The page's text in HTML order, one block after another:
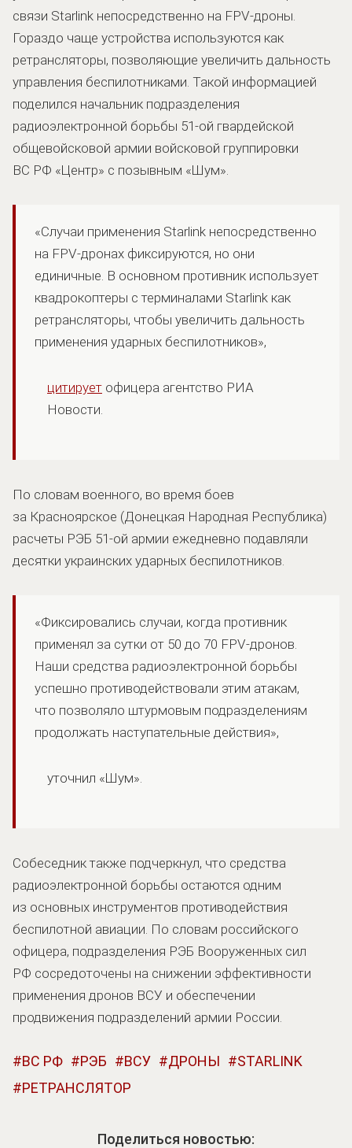
связи Starlink непосредственно на FPV-дроны.
Гораздо чаще устройства используются как
ретрансляторы, позволяющие увеличить дальность
управления беспилотниками. Такой информацией
поделился начальник подразделения
радиоэлектронной борьбы 51-ой гвардейской
общевойсковой армии войсковой группировки
ВС РФ «Центр» с позывным «Шум».
«Случаи применения Starlink непосредственно
на FPV-дронах фиксируются, но они
единичные. В основном противник использует
квадрокоптеры с терминалами Starlink как
ретрансляторы, чтобы увеличить дальность
применения ударных беспилотников»,
цитирует офицера агентство РИА
Новости.
По словам военного, во время боев
за Красноярское (Донецкая Народная Республика)
расчеты РЭБ 51-ой армии ежедневно подавляли
десятки украинских ударных беспилотников.
«Фиксировались случаи, когда противник
применял за сутки от 50 до 70 FPV-дронов.
Наши средства радиоэлектронной борьбы
успешно противодействовали этим атакам,
что позволяло штурмовым подразделениям
продолжать наступательные действия»,
уточнил «Шум».
Собеседник также подчеркнул, что средства
радиоэлектронной борьбы остаются одним
из основных инструментов противодействия
беспилотной авиации. По словам российского
офицера, подразделения РЭБ Вооруженных сил
РФ сосредоточены на снижении эффективности
применения дронов ВСУ и обеспечении
продвижения подразделений армии России.
ВС РФ РЭБ ВСУ ДРОНЫ
STARLINK
РЕТРАНСЛЯТОР
Поделиться новостью: